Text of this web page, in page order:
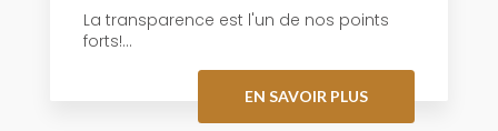
La transparence est l'un de nos points
forts!...
EN SAVOIR PLUS